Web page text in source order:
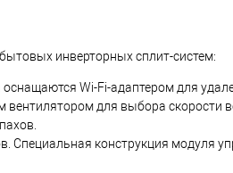
инверторных сплит-систем:
Wi-Fi-адаптером для
для выбора скорости
конструкция модуля